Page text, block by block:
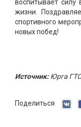
воспитывает силу
жизни.
спортивного
новых побед!
Источник:Юрга
Поделиться